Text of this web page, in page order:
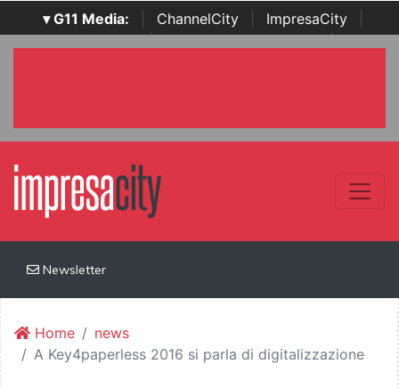
▾ G11 Media: ChannelCity ImpresaCity
SecurityOpenLab | Italian Channel Awards | Italian
Newsletter
Home
news
A Key4paperless 2016 si parla di digitalizzazione